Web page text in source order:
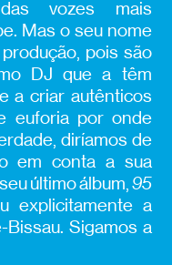
das vozes mais
Mas o seu nome
pois são
DJ que a têm
a criar autênticos
euforia por onde
diríamos de
em conta a sua
último álbum,95
explicitamente a
Bissau. Sigamos a